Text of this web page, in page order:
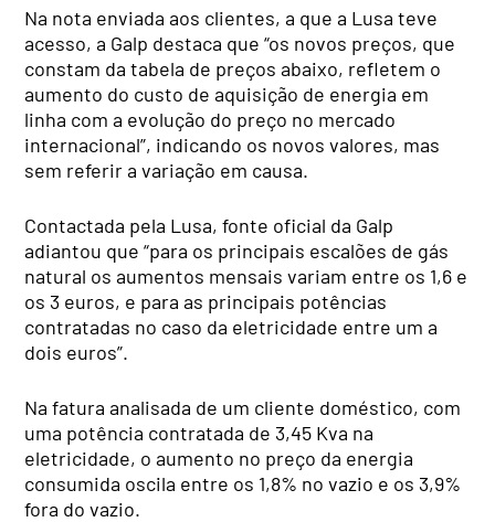
Na nota enviada aos clientes, a que a Lusa teve
acesso, a Galp destaca que “os novos preços, que
constam da tabela de preços abaixo, refletem o
aumento do custo de aquisição de energia em
linha com a evolução do preço no mercado
internacional”, indicando os novos valores, mas
sem referir a variação em causa.
Contactada pela Lusa, fonte oficial da Galp
adiantou que “para os principais escalões de gás
natural os aumentos mensais variam entre os 1,6 e
os 3 euros, e para as principais potências
contratadas no caso da eletricidade entre um a
dois euros”.
Na fatura analisada de um cliente doméstico, com
uma potência contratada de 3,45 Kva na
eletricidade, o aumento no preço da energia
consumida oscila entre os 1,8% no vazio e os 3,9%
fora do vazio.